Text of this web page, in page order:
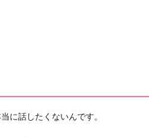
に話したくないんです。